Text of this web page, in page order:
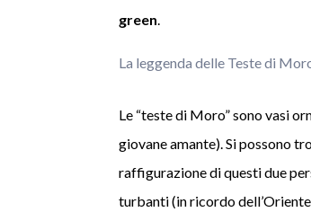
green.
La leggenda delle Teste di
Le “teste di Moro” sono vasi
giovane amante). Si possono
raffigurazione di questi due
turbanti (in ricordo